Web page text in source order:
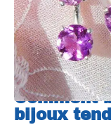
Comment
bijoux